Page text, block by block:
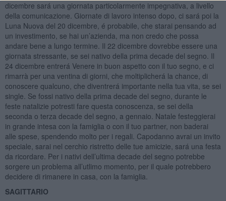
dicembre sará una giornata particolarmente impegnativa, a livello
della comunicazione. Giornate di lavoro intenso dopo, ci sará poi la
Luna Nuova del 20 dicembre, é probabile, che starai pensando ad
un investimento, se hai un’azienda, ma non credo che possa
andare bene a lungo termine. Il 22 dicembre dovrebbe essere una
giornata stressante, se sei nativo della prima decade del segno. Il
24 dicembre entrerá Venere in buon aspetto con il tuo segno, e ci
rimarrà per una ventina di giorni, che moltiplicherá la chance, di
conoscere qualcuno, che diventrerá importante nella tua vita, se sei
single. Se fossi nativo della prima decade del segno, durante le
feste natalizie potresti fare questa conoscenza, se sei della
seconda o terza decade del segno, a gennaio. Natale festeggierai
in grande intesa con la famiglia o con il tuo partner, non baderai
alle spese, spendendo molto per i regali. Capodanno avrai un invito
speciale, sarai nel cerchio ristretto delle tue amicizie, sará una festa
da ricordare. Per i nativi dell’ultima decade del segno potrebbe
sorgere un problema all’utlimo momento, per il quale potrebbero
decidere di rimanere in casa, con la famiglia.
SAGITTARIO